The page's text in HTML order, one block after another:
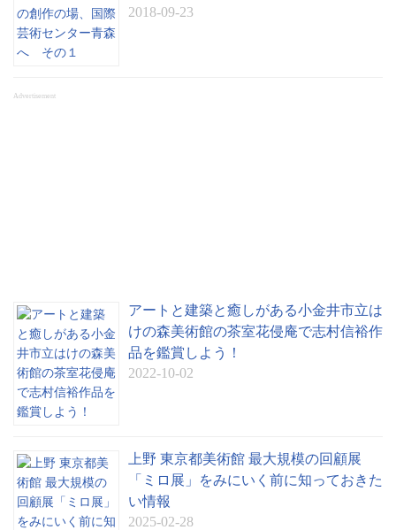
2018-09-23
Advertisement
アートと建築と癒しがある小金井市立は
けの森美術館の茶室花侵庵で志村信裕作
品を鑑賞しよう！
2022-10-02
上野 東京都美術館 最大規模の回顧展
「ミロ展」をみにいく前に知っておきた
い情報
2025-02-28